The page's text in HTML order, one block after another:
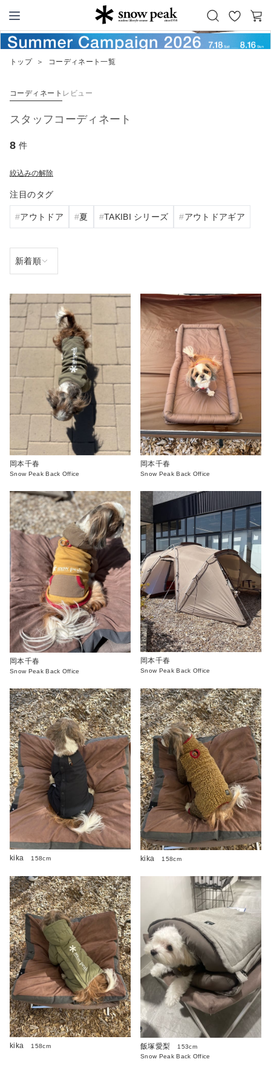
Snow Peak
お
カ
ー
トップ ＞ コーディネート一覧
コーディネート レビュー
スタッフコーディネート
8 件
絞込みの解除
注目のタグ
アウトドア 夏 TAKIBI シリーズ アウトドアギア
岡本千春
Snow Peak Back Office
岡本千春
Snow Peak Back Office
岡本千春
Snow Peak Back Office
岡本千春
Snow Peak Back Office
kika 158cm kika 158cm
kika 158cm 飯塚愛梨
153cm
Snow Peak Back Office